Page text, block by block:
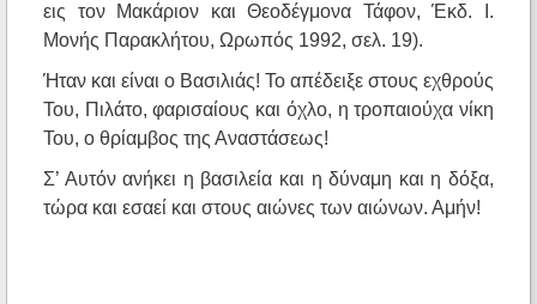
εις τον Μακάριον και Θεοδέγμονα Τάφον, Έκδ. Ι.
Μονής Παρακλήτου, Ωρωπός 1992, σελ. 19).
Ήταν και είναι ο Βασιλιάς! Το απέδειξε στους εχθρούς
Του, Πιλάτο, φαρισαίους και όχλο, η τροπαιούχα νίκη
Του, ο θρίαμβος της Αναστάσεως!
Σ’ Αυτόν ανήκει η βασιλεία και η δύναμη και η δόξα,
τώρα και εσαεί και στους αιώνες των αιώνων. Αμήν!